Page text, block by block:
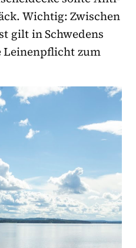
Wichtig: Zwischen
gilt in Schwedens
zum